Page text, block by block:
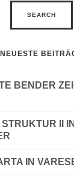
NEUESTE
BENDER
II
IN